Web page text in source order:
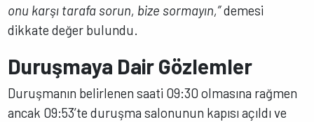
onu karşı tarafa sorun, bize sormayın,”demesi
dikkate değer bulundu.
Duruşmaya Dair Gözlemler
Duruşmanın belirlenen saati 09:30 olmasına rağmen
ancak 09:53’te duruşma salonunun kapısı açıldı ve